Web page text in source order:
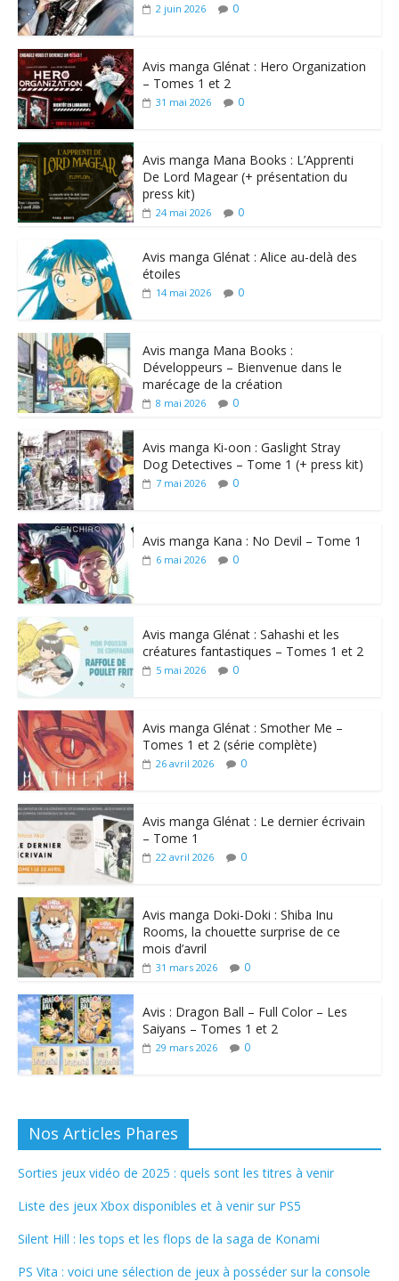
2 juin 2026 0
Avis manga Glénat : Hero Organization
– Tomes 1 et 2
31 mai 2026 0
Avis manga Mana Books : L’Apprenti
De Lord Magear (+ présentation du
press kit)
24 mai 2026 0
Avis manga Glénat : Alice au-delà des
étoiles
14 mai 2026 0
Avis manga Mana Books :
Développeurs – Bienvenue dans le
marécage de la création
8 mai 2026 0
Avis manga Ki-oon : Gaslight Stray
Dog Detectives – Tome 1 (+ press kit)
7 mai 2026 0
Avis manga Kana : No Devil – Tome 1
6 mai 2026 0
Avis manga Glénat : Sahashi et les
créatures fantastiques – Tomes 1 et 2
5 mai 2026 0
Avis manga Glénat : Smother Me –
Tomes 1 et 2 (série complète)
26 avril 2026 0
Avis manga Glénat : Le dernier écrivain
– Tome 1
22 avril 2026 0
Avis manga Doki-Doki : Shiba Inu
Rooms, la chouette surprise de ce
mois d’avril
31 mars 2026 0
Avis : Dragon Ball – Full Color – Les
Saiyans – Tomes 1 et 2
29 mars 2026 0
Nos Articles Phares
Sorties jeux vidéo de 2025 : quels sont les titres à venir
Liste des jeux Xbox disponibles et à venir sur PS5
Silent Hill : les tops et les flops de la saga de Konami
PS Vita : voici une sélection de jeux à posséder sur la console